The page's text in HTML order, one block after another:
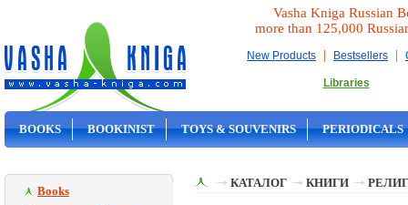
Vasha Kniga Russian
more than 125,000
New Products | Bestsellers |
Libraries
BOOKS BOOKINIST TOYS & SOUVENIRS PERIODICALS
Books
КАТАЛОГ КНИГИ